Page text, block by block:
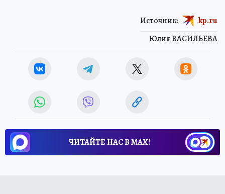
Юлия ВАСИЛЬЕВА
Источник: kp.ru
ЧИТАЙТЕ НАС В МАХ!